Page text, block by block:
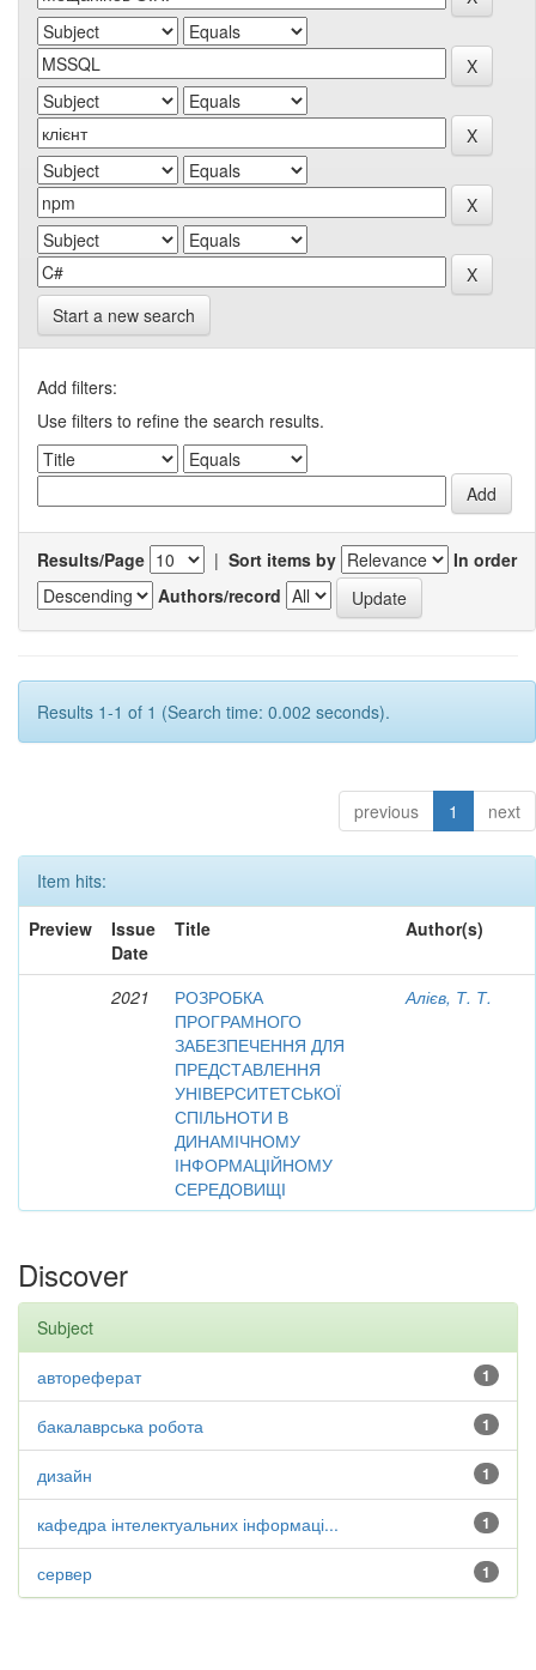
Start a new search
Add filters:
Use filters to refine the search results.
Results/Page | Sort items by
In order
Authors/record
Results 1-1 of 1 (Search time: 0.002 seconds).
previous 1 next
Item hits:
Preview
Issue
Date
Title Author(s)
2021
РОЗРОБКА
ПРОГРАМНОГО
ЗАБЕЗПЕЧЕННЯ ДЛЯ
ПРЕДСТАВЛЕННЯ
УНІВЕРСИТЕТСЬКОЇ
СПІЛЬНОТИ В
ДИНАМІЧНОМУ
ІНФОРМАЦІЙНОМУ
СЕРЕДОВИЩІ
Алієв, Т. Т.
Discover
Subject
1
автореферат
1
бакалаврська робота
1
дизайн
1
кафедра інтелектуальних інформаці...
1
сервер